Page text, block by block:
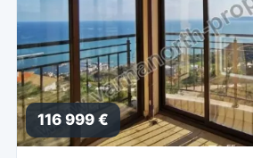
116 999 €